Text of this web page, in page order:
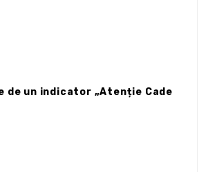
de un indicator „Atenție Cade